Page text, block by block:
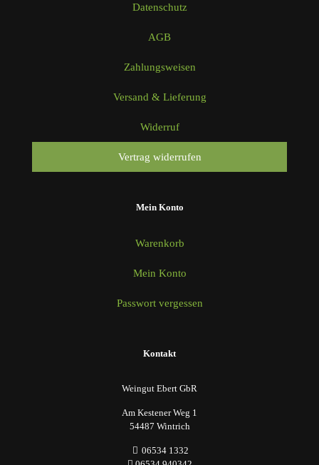
Datenschutz
AGB
Zahlungsweisen
Versand & Lieferung
Widerruf
Vertrag widerrufen
Mein Konto
Warenkorb
Mein Konto
Passwort vergessen
Kontakt
Weingut Ebert GbR
Am Kestener Weg 1
54487 Wintrich
06534 1332